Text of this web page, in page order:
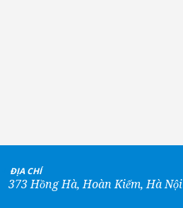
ĐỊA CHỈ
373 Hồng Hà, Hoàn Kiếm, Hà Nội